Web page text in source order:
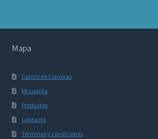
Mapa
Carrito de Compras
Mi cuenta
Productos
Contacto
Términos y condiciones